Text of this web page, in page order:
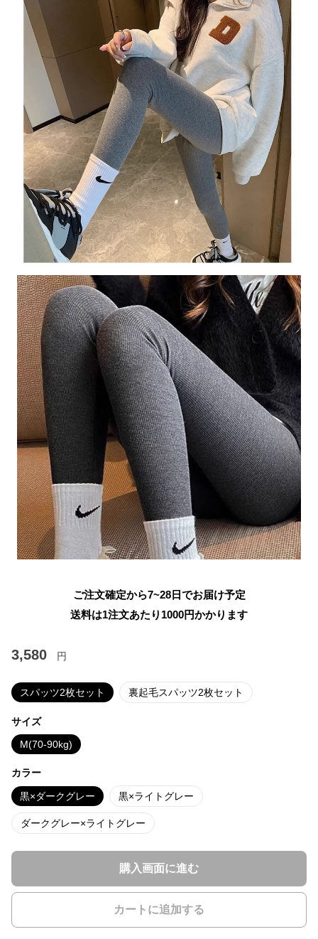
ご注文確定から7~28日でお届け予定
送料は1注文あたり 1000円かかります
3,580 円
スパッツ2枚セット 裏起毛スパッツ2枚セット
サイズ
M(70-90kg)
カラー
黒×ダークグレー 黒×ライトグレー
ダークグレー×ライトグレー
購入画面に進む
カートに追加する